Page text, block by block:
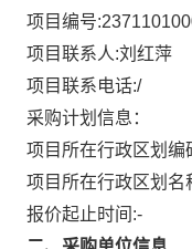
项目编号:
项目联系人:刘红萍
项目联系电话:/
采购计划信息：
项目所在行政区划编
项目所在行政区划名
报价起止时间:-